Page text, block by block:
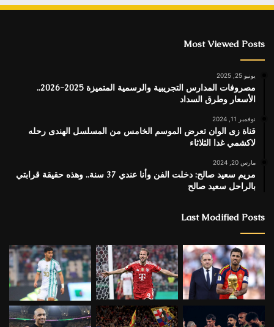
Most Viewed Posts
يونيو 25, 2025
مصروفات المدارس التجريبية والرسمية المتميزة 2025-2026..
الأسعار وطرق السداد
نوفمبر 11, 2024
قناة زى الوان تعرض الموسم الخامس من المسلسل الهندى رحله
لاكشمي غدا الثلاثاء
مارس 20, 2024
مريم سعيد صالح: دخلت الفن وأنا عندي 37 سنة.. وهذه حقيقة قرابتي
بالراحل سعيد صالح
Last Modified Posts